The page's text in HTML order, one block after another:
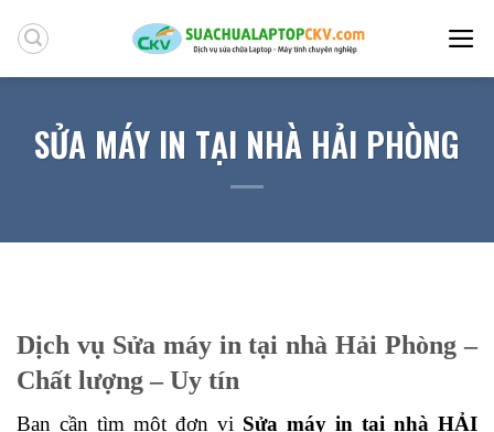
content
SỬA MÁY IN TẠI NHÀ HẢI PHÒNG
Dịch vụ Sửa máy in tại nhà Hải Phòng –
Chất lượng – Uy tín
Bạn cần tìm một đơn vị Sửa máy in tại nhà HẢI